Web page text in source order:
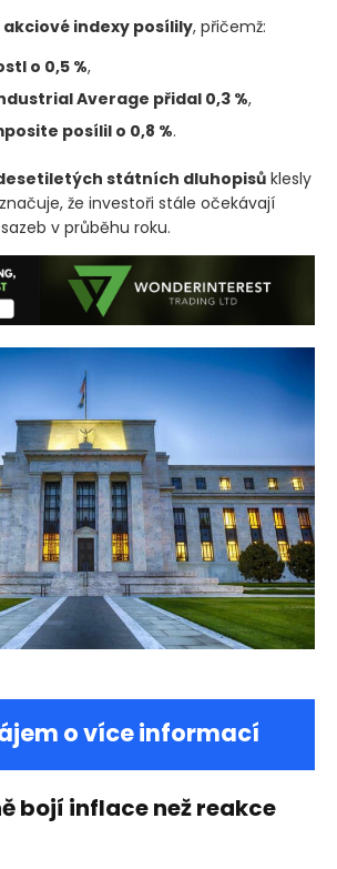
indexy posílily, přičemž:
o 0,5 %,
Average přidal 0,3 %,
posílil o 0,8 %.
státních dluhopisůklesly
že investoři stále očekávají
v průběhu roku.
o více informací
bojí inflace než reakce